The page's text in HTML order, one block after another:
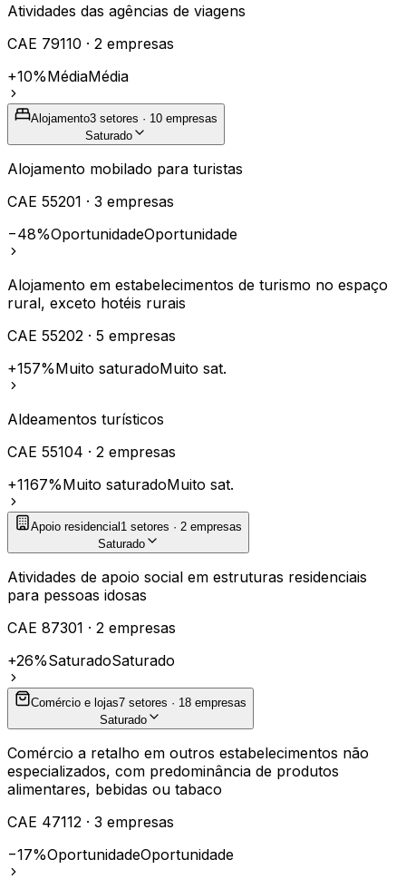
Atividades das agências de viagens
CAE 79110 · 2 empresas
+10%MédiaMédia
Alojamento3 setores · 10 empresas
Saturado
Alojamento mobilado para turistas
CAE 55201 · 3 empresas
−48%OportunidadeOportunidade
Alojamento em estabelecimentos de turismo no espaço
rural, exceto hotéis rurais
CAE 55202 · 5 empresas
+157%Muito saturadoMuito sat.
Aldeamentos turísticos
CAE 55104 · 2 empresas
+1167%Muito saturadoMuito sat.
Apoio residencial1 setores · 2 empresas
Saturado
Atividades de apoio social em estruturas residenciais
para pessoas idosas
CAE 87301 · 2 empresas
+26%SaturadoSaturado
Comércio e lojas7 setores · 18 empresas
Saturado
Comércio a retalho em outros estabelecimentos não
especializados, com predominância de produtos
alimentares, bebidas ou tabaco
CAE 47112 · 3 empresas
−17%OportunidadeOportunidade